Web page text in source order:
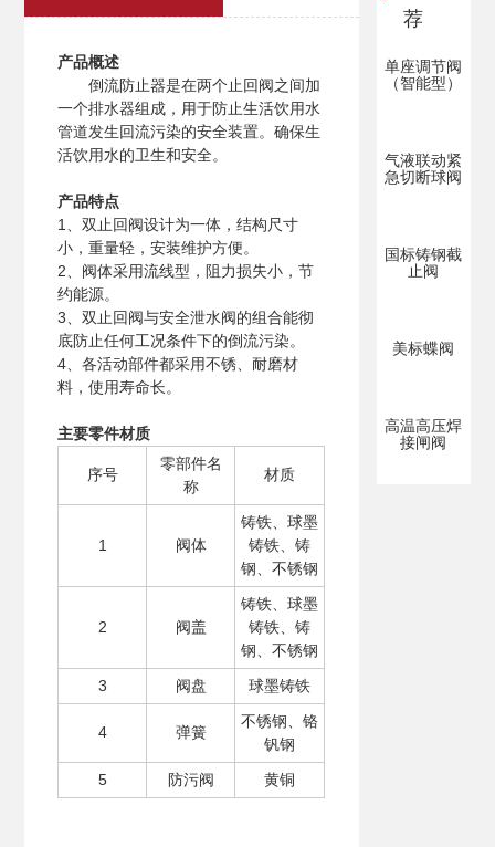
产品概述
倒流防止器是在两个止回阀之间加
一个排水器组成，用于防止生活饮用水
管道发生回流污染的安全装置。确保生
活饮用水的卫生和安全。
产品特点
1、双止回阀设计为一体，结构尺寸
小，重量轻，安装维护方便。
2、阀体采用流线型，阻力损失小，节
约能源。
3、双止回阀与安全泄水阀的组合能彻
底防止任何工况条件下的倒流污染。
4、各活动部件都采用不锈、耐磨材
料，使用寿命长。
主要零件材质
序号
零部件名
称
材质
1 阀体
铸铁、球墨
铸铁、铸
钢、不锈钢
2 阀盖
铸铁、球墨
铸铁、铸
钢、不锈钢
3
阀盘 球墨铸铁
4 弹簧
不锈钢、铬
钒钢
5
防污阀 黄铜
荐
单座调节阀
（智能型）
气液联动紧
急切断球阀
国标铸钢截
止阀
美标蝶阀
高温高压焊
接闸阀